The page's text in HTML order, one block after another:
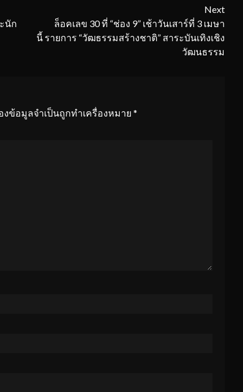
นัก
Next
ล็อคเลข 30 ที่ “ช่อง 9” เช้าวันเสาร์ที่ 3 เมษา
นี้ รายการ “วัฒธรรมสร้างชาติ” สาระบันเทิงเชิง
วัฒนธรรม
งข้อมูลจำเป็นถูกทำเครื่องหมาย *